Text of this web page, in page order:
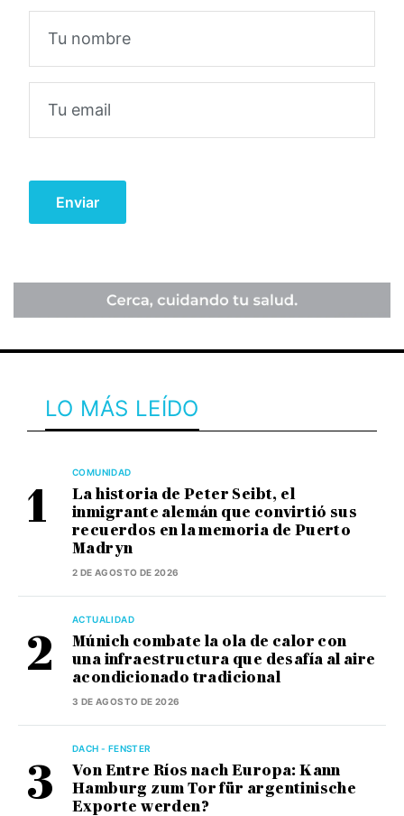
LO MÁS LEÍDO
COMUNIDAD
La historia de Peter Seibt, el
inmigrante alemán que convirtió sus
recuerdos en la memoria de Puerto
Madryn
2 DE AGOSTO DE 2026
ACTUALIDAD
Múnich combate la ola de calor con
una infraestructura que desafía al aire
acondicionado tradicional
3 DE AGOSTO DE 2026
DACH - FENSTER
Von Entre Ríos nach Europa: Kann
Hamburg zum Tor für argentinische
Exporte werden?